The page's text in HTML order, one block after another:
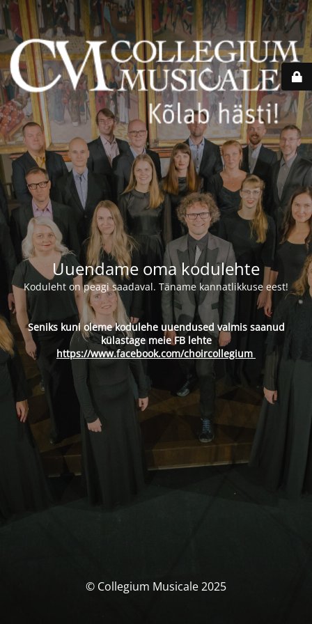
Uuendame oma kodulehte
Koduleht on peagi saadaval. Täname kannatlikkuse eest!
Seniks kuni oleme kodulehe uuendused valmis saanud
külastage meie FB lehte
https://www.facebook.com/choircollegium
© Collegium Musicale 2025